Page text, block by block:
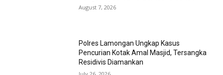
August 7, 2026
Polres Lamongan Ungkap Kasus
Pencurian Kotak Amal Masjid, Tersangka
Residivis Diamankan